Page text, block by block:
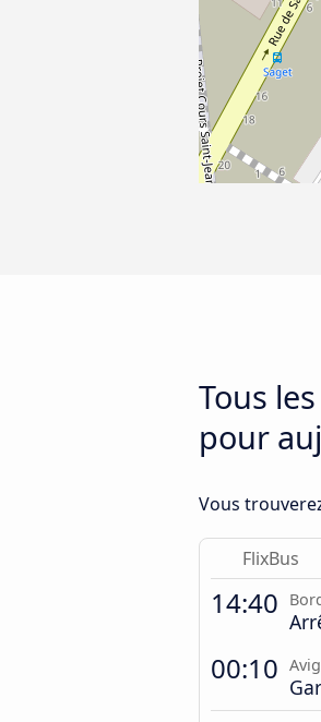
Tous
pour
Vous
FlixBus
14:40
00:10